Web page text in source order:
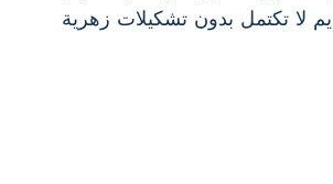
لا تكتمل بدون تشكيلات زهرية